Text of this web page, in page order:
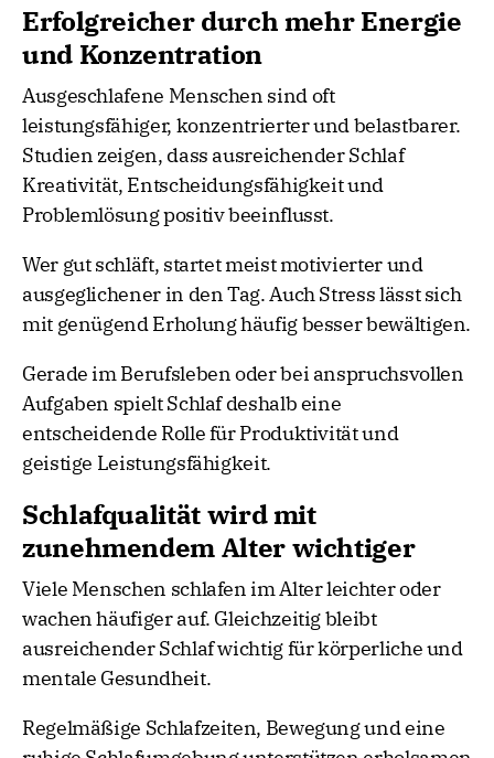
Erfolgreicher durch mehr Energie
und Konzentration
Ausgeschlafene Menschen sind oft
leistungsfähiger, konzentrierter und belastbarer.
Studien zeigen, dass ausreichender Schlaf
Kreativität, Entscheidungsfähigkeit und
Problemlösung positiv beeinflusst.
Wer gut schläft, startet meist motivierter und
ausgeglichener in den Tag. Auch Stress lässt sich
mit genügend Erholung häufig besser bewältigen.
Gerade im Berufsleben oder bei anspruchsvollen
Aufgaben spielt Schlaf deshalb eine
entscheidende Rolle für Produktivität und
geistige Leistungsfähigkeit.
Schlafqualität wird mit
zunehmendem Alter wichtiger
Viele Menschen schlafen im Alter leichter oder
wachen häufiger auf. Gleichzeitig bleibt
ausreichender Schlaf wichtig für körperliche und
mentale Gesundheit.
Regelmäßige Schlafzeiten, Bewegung und eine